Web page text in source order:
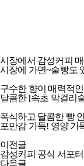
시장에서 감성커피
시장에 가면~술빵도
구수한 향이 매력적
달콤한 [속초 막걸리
폭식하고 달콤한 빵
포만감 가득! 영양 가
이전글
감성커피 공식 서포
다음글